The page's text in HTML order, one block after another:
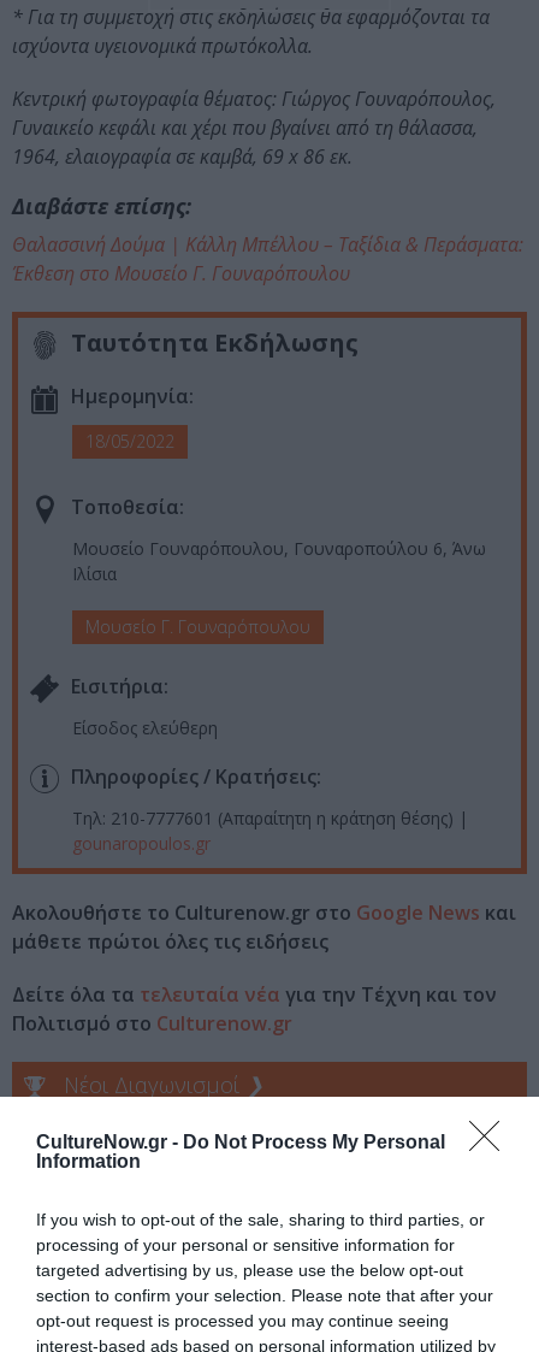
CultureNow.gr - Do Not Process My Personal
Information
If you wish to opt-out of the sale, sharing to third parties, or
processing of your personal or sensitive information for
targeted advertising by us, please use the below opt-out
section to confirm your selection. Please note that after your
opt-out request is processed you may continue seeing
interest-based ads based on personal information utilized by
* Για τη συμμετοχή στις εκδηλώσεις θα εφαρμόζονται τα
ισχύοντα υγειονομικά πρωτόκολλα.
Κεντρική φωτογραφία θέματος: Γιώργος Γουναρόπουλος,
Γυναικείο κεφάλι και χέρι που βγαίνει από τη θάλασσα,
1964, ελαιογραφία σε καμβά, 69 x 86 εκ.
Διαβάστε επίσης:
Θαλασσινή Δούμα | Κάλλη Μπέλλου – Ταξίδια & Περάσματα:
Έκθεση στο Μουσείο Γ. Γουναρόπουλου
Ταυτότητα Εκδήλωσης
Ημερομηνία:
18/05/2022
Τοποθεσία:
Μουσείο Γουναρόπουλου, Γουναροπούλου 6, Άνω
Ιλίσια
Μουσείο Γ. Γουναρόπουλου
Eισιτήρια:
Είσοδος ελεύθερη
Πληροφορίες / Κρατήσεις:
Τηλ: 210-7777601 (Απαραίτητη η κράτηση θέσης) |
gounaropoulos.gr
Ακολουθήστε το Culturenow.gr στο Google News και
μάθετε πρώτοι όλες τις ειδήσεις
Δείτε όλα τα τελευταία νέα για την Τέχνη και τον
Πολιτισμό στο Culturenow.gr
Νέοι Διαγωνισμοί ❯
Tags
ΜΟΥΣΕΙΟ ΓΟΥΝΑΡΟΠΟΥΛΟΥ
ΞΕΝΑΓΗΣΕΙΣ
Newsletter
Κάθε βδομάδα στο e-mail σας τα τελευταία νέα για